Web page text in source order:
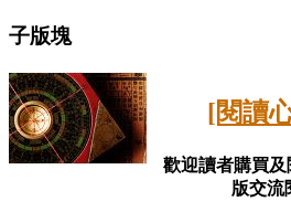
子版塊
[閱讀
歡迎讀者購買及
版交流